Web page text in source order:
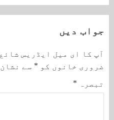
جواب دیں
آپ کا ای میل ایڈریس
ضروری خانوں کو * سے
تبصرہ *